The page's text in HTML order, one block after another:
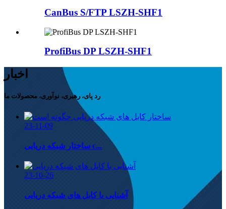
CanBus S/FTP LSZH-SHF1
ProfiBus DP LSZH-SHF1
اخبار
رد پای، رهبری، نوآوری، محصولات ما
23-11-09
ساختار شبکه دریایی c...
23-10-26
آشنایی با کابل های شبکه دریایی